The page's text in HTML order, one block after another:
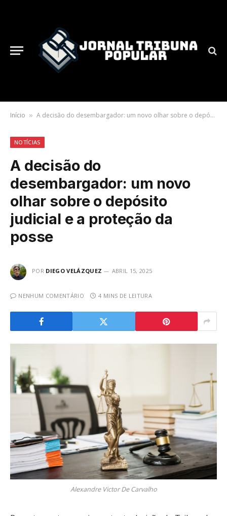
Início » A decisão do desembargador: um novo olhar sobre o depósito judicial e a proteção da posse
NOTÍCIAS
A decisão do
desembargador: um novo
olhar sobre o depósito
judicial e a proteção da
posse
POR DIEGO VELÁZQUEZ ABRIL 15, 2025
NENHUM COMENTÁRIO 4 MINS DE LEITURA
Alexandre Victor De Carvalho